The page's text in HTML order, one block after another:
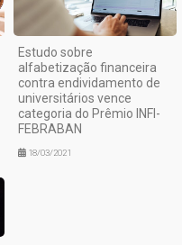
Estudo sobre
alfabetização financeira
contra endividamento de
universitários vence
categoria do Prêmio INFI-
FEBRABAN
18/03/2021